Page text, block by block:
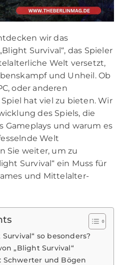
wir das
Survival“, das Spieler
Welt versetzt,
und Unheil. Ob
oder anderen
hat viel zu bieten. Wir
des Spiels, die
Gameplays und warum es
Welt
Sie weiter, um zu
Survival“ ein Muss für
und Mittelalter-
so besonders?
„Blight Survival“
Schwerter und Bögen